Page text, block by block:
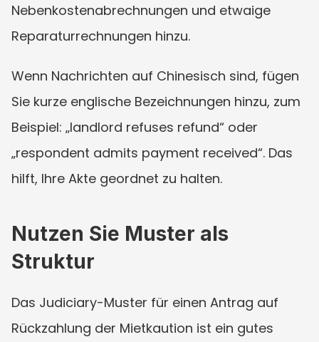
Nebenkostenabrechnungen und etwaige
Reparaturrechnungen hinzu.
Wenn Nachrichten auf Chinesisch sind, fügen
Sie kurze englische Bezeichnungen hinzu, zum
Beispiel: „landlord refuses refund“ oder
„respondent admits payment received“. Das
hilft, Ihre Akte geordnet zu halten.
Nutzen Sie Muster als
Struktur
Das Judiciary-Muster für einen Antrag auf
Rückzahlung der Mietkaution ist ein gutes